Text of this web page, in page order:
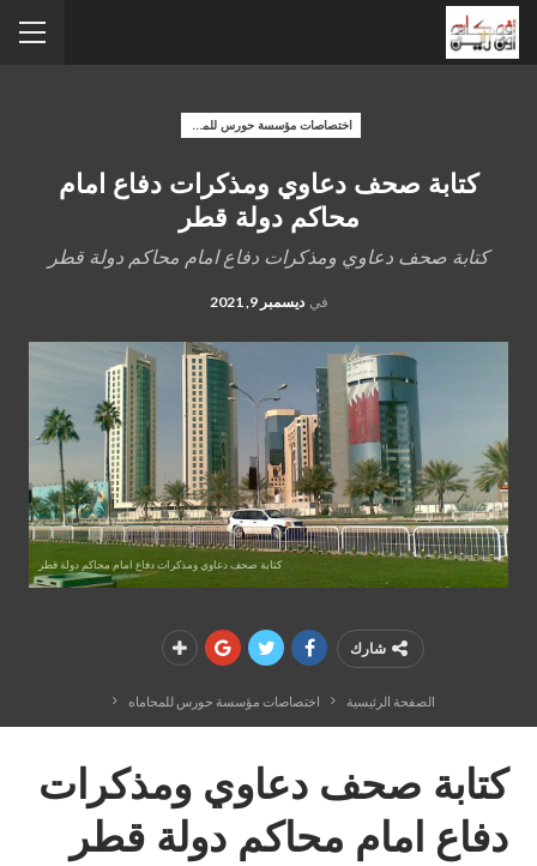
اختصاصات مؤسسة حورس للمحاماه
كتابة صحف دعاوي ومذكرات دفاع امام
محاكم دولة قطر
كتابة صحف دعاوي ومذكرات دفاع امام محاكم دولة قطر
في ديسمبر 9, 2021
كتابة صحف دعاوي ومذكرات دفاع امام محاكم دولة قطر
شارك
الصفحة الرئيسية اختصاصات مؤسسة حورس للمحاماه
كتابة صحف دعاوي ومذكرات
دفاع امام محاكم دولة قطر